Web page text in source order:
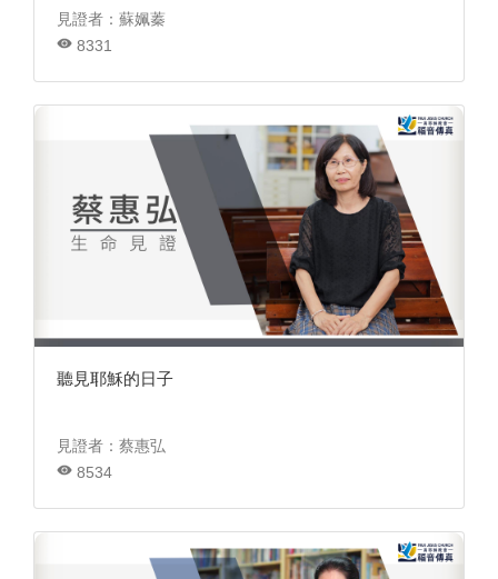
見證者：蘇姵蓁
8331
聽見耶穌的日子
見證者：蔡惠弘
8534